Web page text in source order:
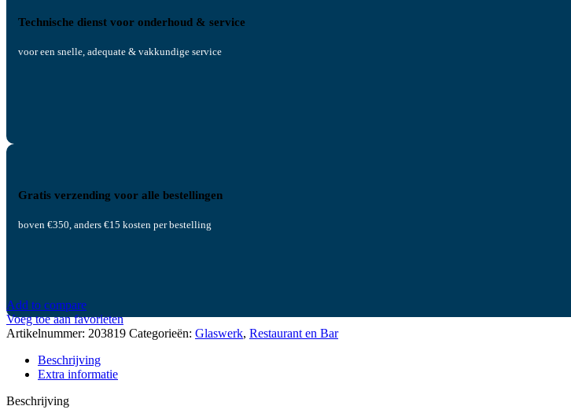
Technische dienst voor onderhoud & service
voor een snelle, adequate & vakkundige service
Gratis verzending voor alle bestellingen
boven €350, anders €15 kosten per bestelling
Add to compare
Voeg toe aan favorieten
Artikelnummer: 203819 Categorieën: Glaswerk, Restaurant en Bar
Beschrijving
Extra informatie
Beschrijving